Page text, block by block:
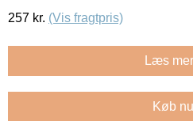
257 kr. (Vis fragtpris)
Læs
Køb